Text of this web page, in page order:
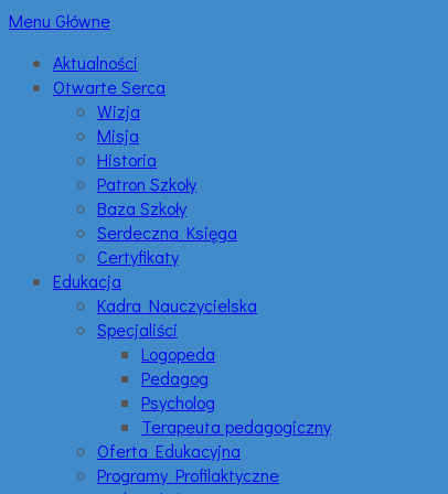
Menu Główne
Aktualności
Otwarte Serca
Wizja
Misja
Historia
Patron Szkoły
Baza Szkoły
Serdeczna Księga
Certyfikaty
Edukacja
Kadra Nauczycielska
Specjaliści
Logopeda
Pedagog
Psycholog
Terapeuta pedagogiczny
Oferta Edukacyjna
Programy Profilaktyczne